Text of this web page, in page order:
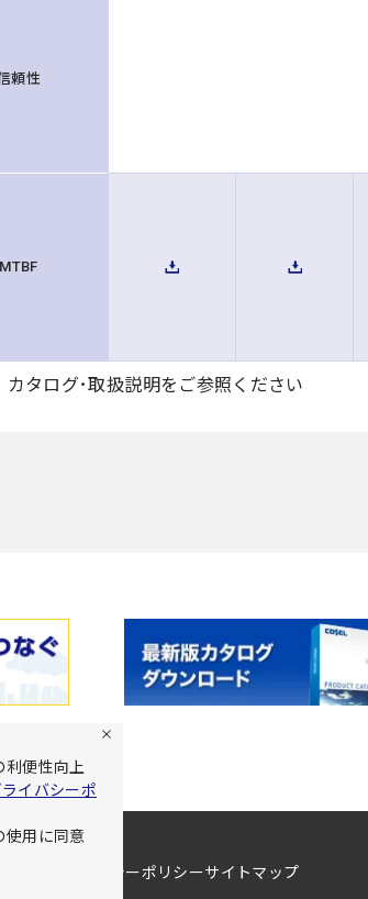
利便性向上
イバシーポ
使用に同意
頼性
MTBF
タログ･取扱説明をご参照ください
プライバシーポリシーサイトマップ